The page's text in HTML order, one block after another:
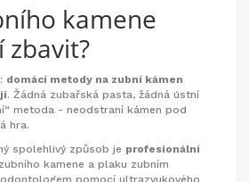
kamene
zbavit?
domácí metody na zubní kámen
. Žádná zubařská pasta, žádná ústní
metoda - neodstraní kámen pod
hra.
spolehlivý způsob je profesionální
kamene a plaku zubním
pomocí ultrazvukového